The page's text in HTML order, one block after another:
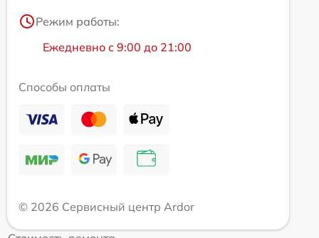
Режим работы:
Ежедневно с 9:00 до 21:00
Способы оплаты
© 2026 Сервисный центр Ardor